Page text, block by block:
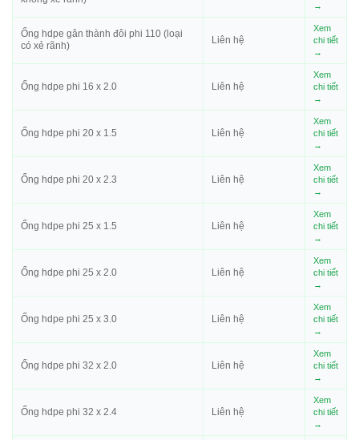
→
Ống hdpe gân thành đôi phi 110 (loại
có xẻ rãnh)
Liên hệ
Xem
chi tiết
→
Ống hdpe phi 16 x 2.0 Liên hệ
Xem
chi tiết
→
Ống hdpe phi 20 x 1.5 Liên hệ
Xem
chi tiết
→
Ống hdpe phi 20 x 2.3 Liên hệ
Xem
chi tiết
→
Ống hdpe phi 25 x 1.5 Liên hệ
Xem
chi tiết
→
Ống hdpe phi 25 x 2.0 Liên hệ
Xem
chi tiết
→
Ống hdpe phi 25 x 3.0 Liên hệ
Xem
chi tiết
→
Ống hdpe phi 32 x 2.0 Liên hệ
Xem
chi tiết
→
Ống hdpe phi 32 x 2.4 Liên hệ
Xem
chi tiết
→